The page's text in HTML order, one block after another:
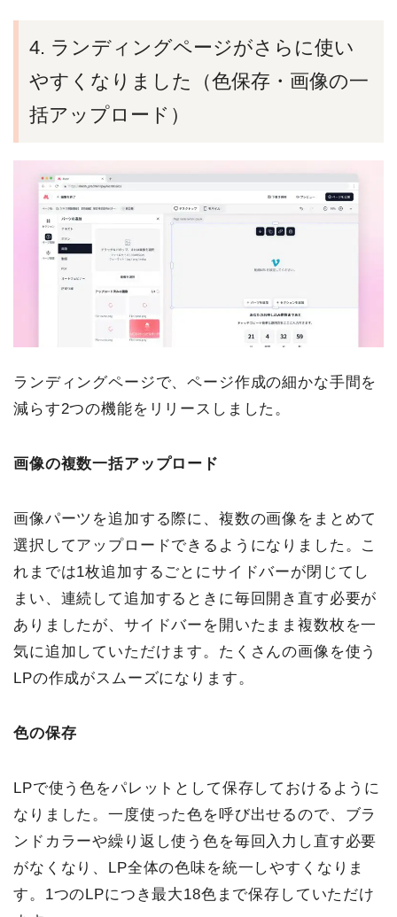
4. ランディングページがさらに使い
やすくなりました（色保存・画像の一
括アップロード）
ランディングページで、ページ作成の細かな手間を
減らす2つの機能をリリースしました。
画像の複数一括アップロード
画像パーツを追加する際に、複数の画像をまとめて
選択してアップロードできるようになりました。こ
れまでは1枚追加するごとにサイドバーが閉じてし
まい、連続して追加するときに毎回開き直す必要が
ありましたが、サイドバーを開いたまま複数枚を一
気に追加していただけます。たくさんの画像を使う
LPの作成がスムーズになります。
色の保存
LPで使う色をパレットとして保存しておけるように
なりました。一度使った色を呼び出せるので、ブラ
ンドカラーや繰り返し使う色を毎回入力し直す必要
がなくなり、LP全体の色味を統一しやすくなりま
す。1つのLPにつき最大18色まで保存していただけ